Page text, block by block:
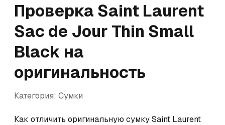
Проверка Saint Laurent
Sac de Jour Thin Small
Black на
оригинальность
Категория: Сумки
Как отличить оригинальную сумку Saint Laurent